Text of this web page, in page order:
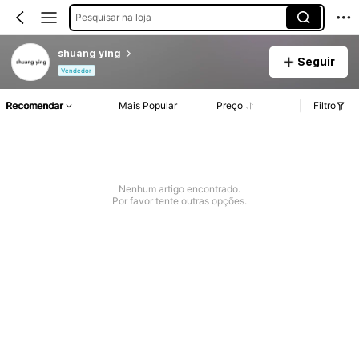
Pesquisar na loja
shuang ying
Vendedor
Seguir
Recomendar Mais Popular Preço Filtro
Nenhum artigo encontrado.
Por favor tente outras opções.